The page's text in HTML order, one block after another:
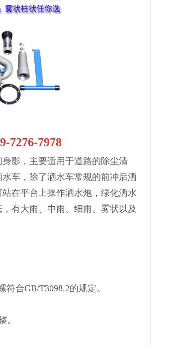
7276-7978
影，主要适用于道路的除尘清
车，除了洒水车常规的前冲后洒
在平台上操作洒水炮，绿化洒水
有大雨、中雨、细雨、雾状以及
合GB/T3098.2的规定。
。